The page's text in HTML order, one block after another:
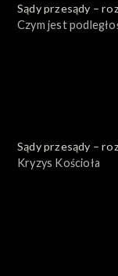
Sądy przesądy –
Kuby
Czym jest
Sądy przesądy –
Kuby
Kryzys Kościoła